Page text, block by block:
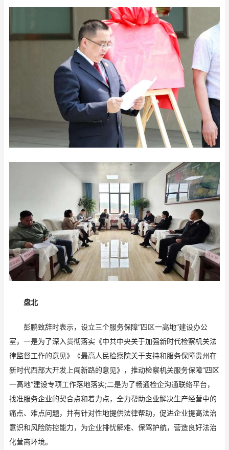
盘北
彭鹏致辞时表示，设立三个服务保障“四区一高地”建设办公
室，一是为了深入贯彻落实《中共中央关于加强新时代检察机关法
律监督工作的意见》《最高人民检察院关于支持和服务保障贵州在
新时代西部大开发上闯新路的意见》，推动检察机关服务保障“四区
一高地”建设专项工作落地落实;二是为了畅通检企沟通联络平台，
找准服务企业的契合点和着力点，全力帮助企业解决生产经营中的
痛点、难点问题，并有针对性地提供法律帮助，促进企业提高法治
意识和风险防控能力，为企业排忧解难、保驾护航，营造良好法治
化营商环境。